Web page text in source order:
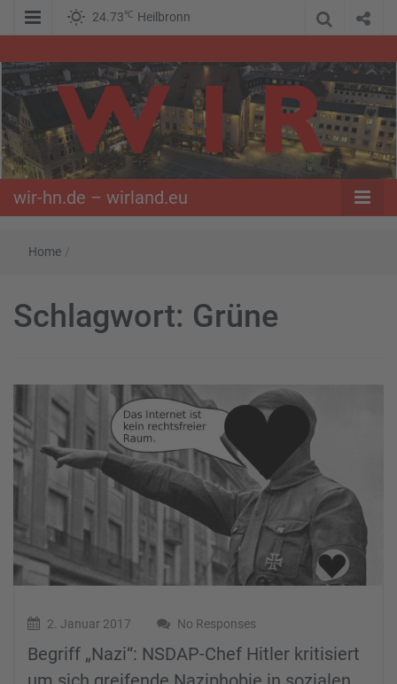
24.73℃ Heilbronn
wir-hn.de –
wirland.eu
wir-hn.de – wirland.eu
Home /
Schlagwort: Grüne
2. Januar 2017 No Responses
Begriff „Nazi“: NSDAP-Chef Hitler kritisiert